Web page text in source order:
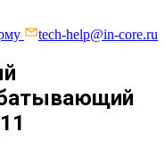
tech-help@in-core.ru